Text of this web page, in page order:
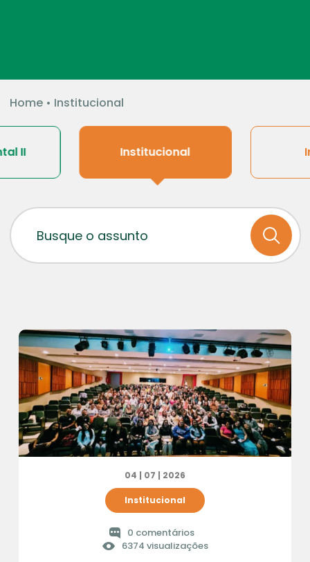
Home• Institucional
II Institucional
04 | 07 | 2026
Institucional
0 comentários
6374 visualizações